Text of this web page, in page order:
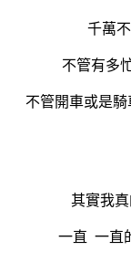
千萬
不管有多
不管開車或是
其實我
一直 一直